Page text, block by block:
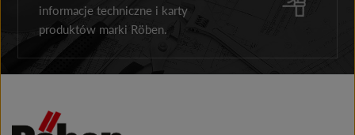
informacje techniczne i karty
produktów marki Röben.